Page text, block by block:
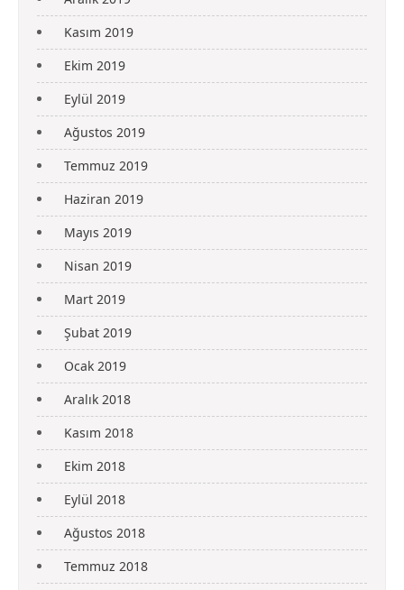
Kasım 2019
Ekim 2019
Eylül 2019
Ağustos 2019
Temmuz 2019
Haziran 2019
Mayıs 2019
Nisan 2019
Mart 2019
Şubat 2019
Ocak 2019
Aralık 2018
Kasım 2018
Ekim 2018
Eylül 2018
Ağustos 2018
Temmuz 2018